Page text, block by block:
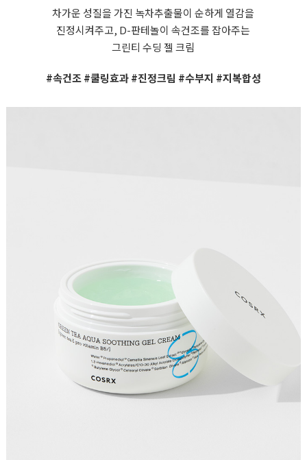
차가운 성질을 가진 녹차추출물이 순하게 열감을
진정시켜주고, D-판테놀이 속건조를 잡아주는
그린티 수딩 젤 크림
#속건조 #쿨링효과 #진정크림 #수부지 #지복합성